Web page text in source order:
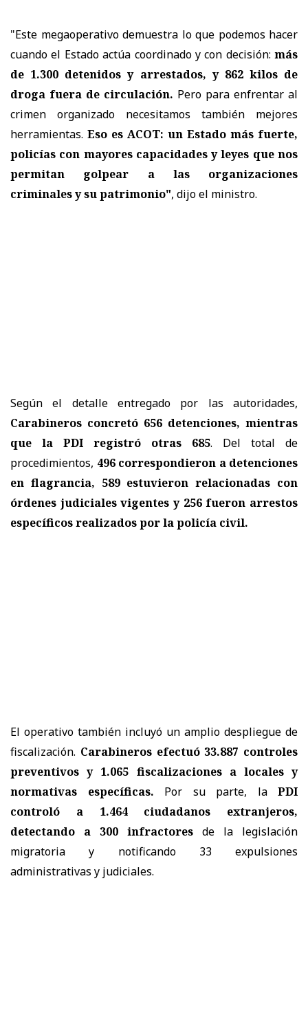
"Este megaoperativo demuestra lo que podemos hacer
cuando el Estado actúa coordinado y con decisión: más
de 1.300 detenidos y arrestados, y 862 kilos de
droga fuera de circulación. Pero para enfrentar al
crimen organizado necesitamos también mejores
herramientas. Eso es ACOT: un Estado más fuerte,
policías con mayores capacidades y leyes que nos
permitan golpear a las organizaciones
criminales y su patrimonio", dijo el ministro.
Según el detalle entregado por las autoridades,
Carabineros concretó 656 detenciones, mientras
que la PDI registró otras 685. Del total de
procedimientos, 496 correspondieron a detenciones
en flagrancia, 589 estuvieron relacionadas con
órdenes judiciales vigentes y 256 fueron arrestos
específicos realizados por la policía civil.
El operativo también incluyó un amplio despliegue de
fiscalización. Carabineros efectuó 33.887 controles
preventivos y 1.065 fiscalizaciones a locales y
normativas específicas. Por su parte, la PDI
controló a 1.464 ciudadanos extranjeros,
detectando a 300 infractores de la legislación
migratoria y notificando 33 expulsiones
administrativas y judiciales.